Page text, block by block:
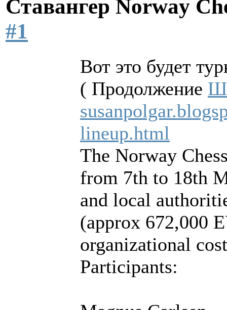
Ставангер Norway
#1
Вот это будет
( Продолжение
lineup.html
The Norway
from 7th to 18th
and local
(approx 672,000
organizational
Participants: